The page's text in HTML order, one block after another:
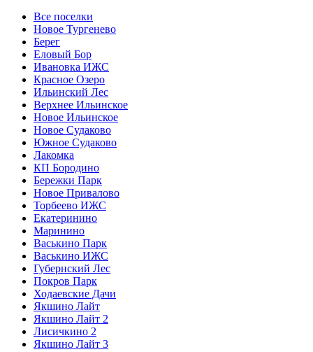
Все поселки
Новое Тургенево
Берег
Еловый Бор
Ивановка ИЖС
Красное Озеро
Ильинский Лес
Верхнее Ильинское
Новое Ильинское
Новое Судаково
Южное Судаково
Лакомка
КП Бородино
Бережки Парк
Новое Привалово
Торбеево ИЖС
Екатеринино
Маринино
Васькино Парк
Васькино ИЖС
Губернский Лес
Покров Парк
Ходаевские Дачи
Якшино Лайт
Якшино Лайт 2
Лисичкино 2
Якшино Лайт 3